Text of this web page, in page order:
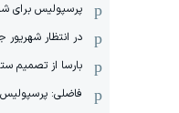
پرسپولیس برای
در انتظار
بارسا از تصمیم
فاضلی: پرسپولیس